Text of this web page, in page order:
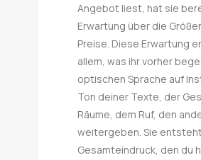
Angebot liest, hat sie
Erwartung über die
Preise. Diese Erwartung
allem, was ihr vorher
optischen Sprache auf
Ton deiner Texte, der
Räume, dem Ruf, den
weitergeben. Sie
Gesamteindruck, den du